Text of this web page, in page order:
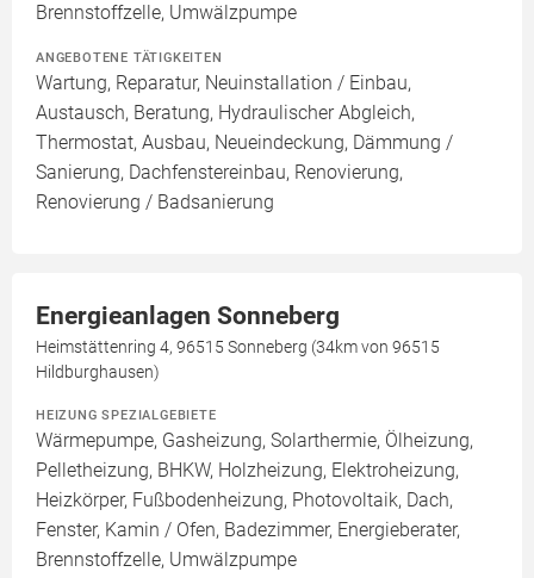
Brennstoffzelle, Umwälzpumpe
ANGEBOTENE TÄTIGKEITEN
Wartung, Reparatur, Neuinstallation / Einbau,
Austausch, Beratung, Hydraulischer Abgleich,
Thermostat, Ausbau, Neueindeckung, Dämmung /
Sanierung, Dachfenstereinbau, Renovierung,
Renovierung / Badsanierung
Energieanlagen Sonneberg
Heimstättenring 4, 96515 Sonneberg (34km von 96515
Hildburghausen)
HEIZUNG SPEZIALGEBIETE
Wärmepumpe, Gasheizung, Solarthermie, Ölheizung,
Pelletheizung, BHKW, Holzheizung, Elektroheizung,
Heizkörper, Fußbodenheizung, Photovoltaik, Dach,
Fenster, Kamin / Ofen, Badezimmer, Energieberater,
Brennstoffzelle, Umwälzpumpe